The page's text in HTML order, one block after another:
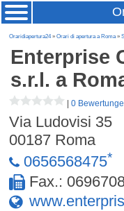
Oraridiapertura24»Orari di apertura a Roma»
Enterprise
s.r.l. a
|0
Via Ludovisi 35
00187 Roma
0656568475*
Fax.: